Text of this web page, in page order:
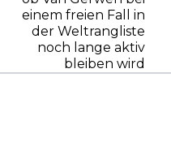
einem freien Fall in
der Weltrangliste
noch lange aktiv
bleiben wird